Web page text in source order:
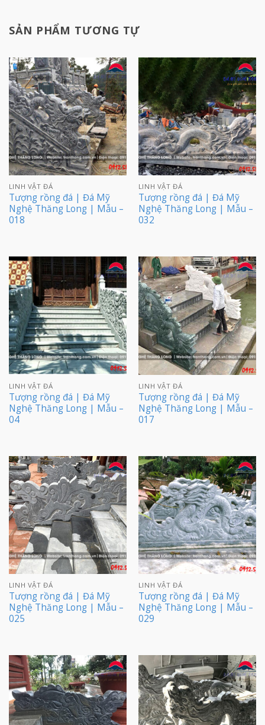
SẢN PHẨM TƯƠNG TỰ
LINH VẬT ĐÁ
Tượng rồng đá | Đá Mỹ
Nghệ Thăng Long | Mẫu –
018
LINH VẬT ĐÁ
Tượng rồng đá | Đá Mỹ
Nghệ Thăng Long | Mẫu –
032
LINH VẬT ĐÁ
Tượng rồng đá | Đá Mỹ
Nghệ Thăng Long | Mẫu –
04
LINH VẬT ĐÁ
Tượng rồng đá | Đá Mỹ
Nghệ Thăng Long | Mẫu –
017
LINH VẬT ĐÁ
Tượng rồng đá | Đá Mỹ
Nghệ Thăng Long | Mẫu –
025
LINH VẬT ĐÁ
Tượng rồng đá | Đá Mỹ
Nghệ Thăng Long | Mẫu –
029